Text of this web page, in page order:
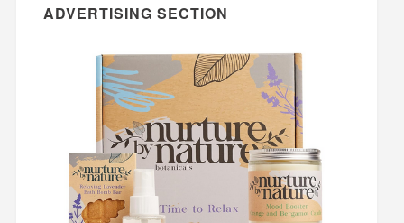
ADVERTISING SECTION